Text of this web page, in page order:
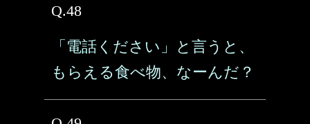
Q.48
「電話ください」と言うと、
もらえる食べ物、なーんだ？